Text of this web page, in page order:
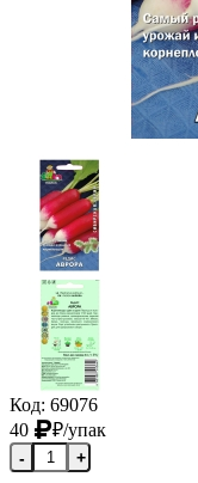
Код: 69076
40
₽/упак
- +